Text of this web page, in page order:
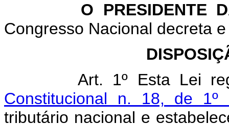
O PRESIDENTE DA
Congresso Nacional decreta
Art. 1º Esta Lei
Constitucional n. 18, de
tributário nacional e